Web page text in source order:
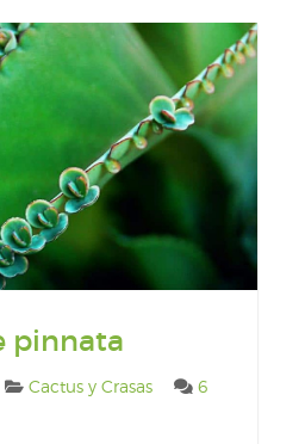
pinnata
Cactus y Crasas
6